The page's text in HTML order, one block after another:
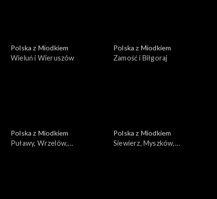
Polska z Miodkiem
Wieluń i Wieruszów
Polska z Miodkiem
Zamość i Biłgoraj
Polska z Miodkiem
Puławy, Wrzelów,
Polska z Miodkiem
Siewierz, Myszków,